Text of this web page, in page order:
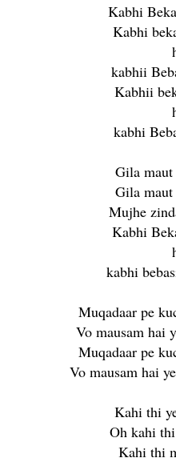
Kabhi
Kabhi
kabhii
Kabhii
kabhi
Gila
Gila
Mujhe
Kabhi
kabhi
Muqadaar pe
Vo mausam hai
Muqadaar pe
Vo mausam hai
Kahi thi
Oh kahi
Kahi thi